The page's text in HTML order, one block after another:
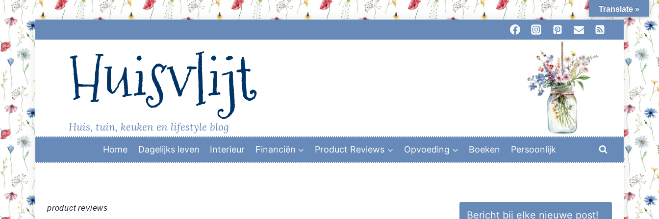
Skip
to
Huisvlijt
Huis, tuin, keuken en lifestyle blog
Home Dagelijks leven Interieur Financiën Product Reviews Opvoeding Boeken Persoonlijk
product reviews
Bericht bij elke nieuwe post!
Translate »